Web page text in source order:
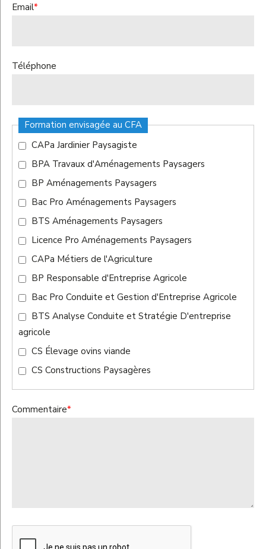
Email*
Téléphone
Formation envisagée au CFA
CAPa Jardinier Paysagiste
BPA Travaux d'Aménagements Paysagers
BP Aménagements Paysagers
Bac Pro Aménagements Paysagers
BTS Aménagements Paysagers
Licence Pro Aménagements Paysagers
CAPa Métiers de l'Agriculture
BP Responsable d'Entreprise Agricole
Bac Pro Conduite et Gestion d'Entreprise Agricole
BTS Analyse Conduite et Stratégie D'entreprise
agricole
CS Élevage ovins viande
CS Constructions Paysagères
Commentaire*